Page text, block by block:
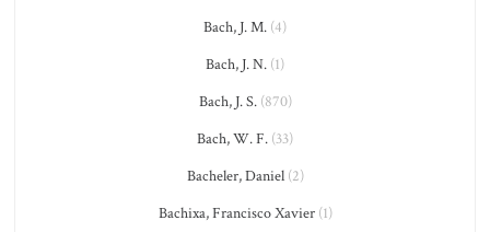
Bach, J. M. (4)
Bach, J. N. (1)
Bach, J. S.(870)
Bach, W. F. (33)
Bacheler, Daniel(2)
Bachixa, Francisco Xavier(1)